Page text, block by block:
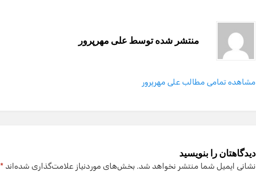
منتشر شده توسطعلی مهرپرور
مشاهده تمامی مطالب علی مهرپرور
دیدگاهتان را بنویسید
نشانی ایمیل شما منتشر نخواهد شد. بخش‌های موردنیاز علامت‌گذاری شده‌اند*